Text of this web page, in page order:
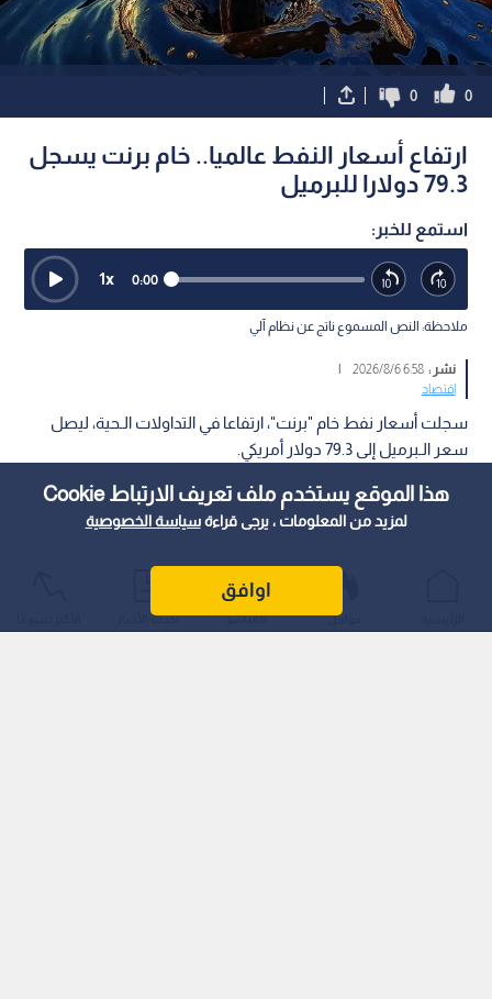
هذا الموقع يستخدم ملف تعريف الارتباط Cookie
لمزيد من المعلومات ، يرجى قراءةسياسة الخصوصية
اوافق
0
0
ارتفاع أسعار النفط عالميا.. خام برنت يسجل
79.3 دولارا للبرميل
استمع للخبر:
0:00
1x
ملاحظة: النص المسموع ناتج عن نظام آلي
نشر :6:58 2026/8/6
اقتصاد
سجلت أسعار نفط خام "برنت"، ارتفاعا في التداولات الـحية، ليصل
سعر الـبرميل إلى 79.3 دولار أمريكي.
عواجل المباشر أحدث الأخبار